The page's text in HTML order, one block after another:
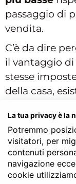
passaggio di
vendita.
C’è da dire
il vantaggio
stesse
della casa,
la donazione,
trovare ad
lede le quote
del donante,
possa essere
La tua privacy è la
Potremmo
visitatori, per
contenuti
navigazione
cookie